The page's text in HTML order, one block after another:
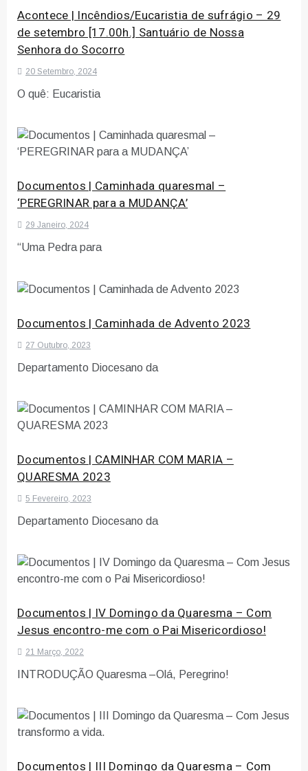
Acontece | Incêndios/Eucaristia de sufrágio – 29
de setembro [17.00h.] Santuário de Nossa
Senhora do Socorro
20 Setembro, 2024
O quê: Eucaristia
Documentos | Caminhada quaresmal –
‘PEREGRINAR para a MUDANÇA’
29 Janeiro, 2024
“Uma Pedra para
Documentos | Caminhada de Advento 2023
27 Outubro, 2023
Departamento Diocesano da
Documentos | CAMINHAR COM MARIA –
QUARESMA 2023
5 Fevereiro, 2023
Departamento Diocesano da
Documentos | IV Domingo da Quaresma – Com
Jesus encontro-me com o Pai Misericordioso!
21 Março, 2022
INTRODUÇÃO Quaresma –Olá, Peregrino!
Documentos | III Domingo da Quaresma – Com